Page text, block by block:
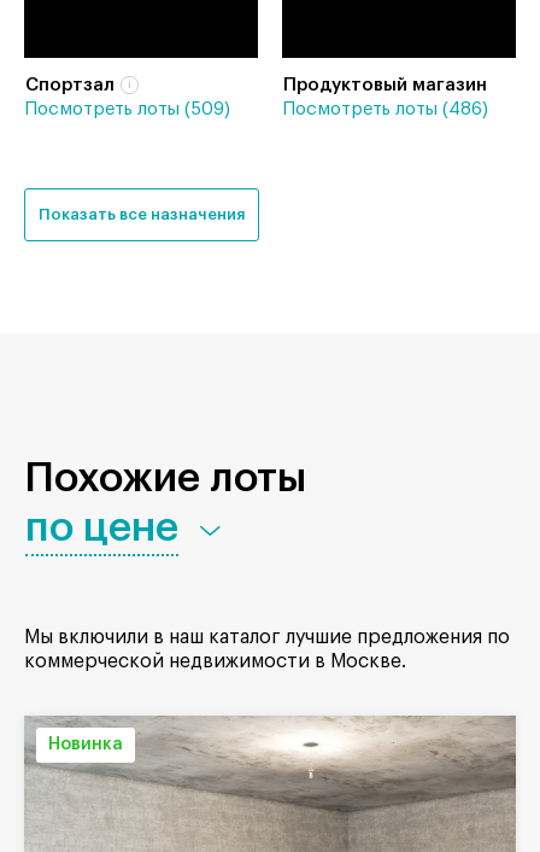
Спортзал
Посмотреть лоты (509)
Продуктовый магазин
Посмотреть лоты (486)
Показать все назначения
Похожие лоты
по цене
Мы включили в наш каталог лучшие предложения по
коммерческой недвижимости в Москве.
Новинка